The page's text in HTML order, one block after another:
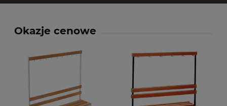
Okazje cenowe